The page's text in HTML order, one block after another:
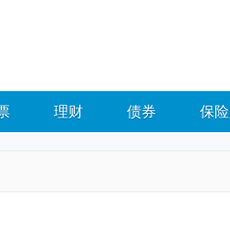
理财 债券 保险